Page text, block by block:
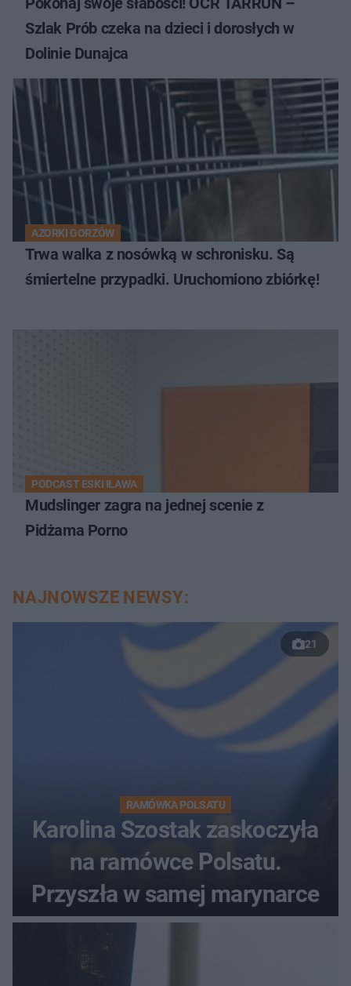
Szlak Prób czeka na dzieci i dorosłych w
Dolinie Dunajca
AZORKI GORZÓW
Trwa walka z nosówką w schronisku. Są
śmiertelne przypadki. Uruchomiono zbiórkę!
PODCAST ESKI IŁAWA
Mudslinger zagra na jednej scenie z
Pidżama Porno
NAJNOWSZE NEWSY:
21
RAMÓWKA POLSATU
Karolina Szostak zaskoczyła
na ramówce Polsatu.
Przyszła w samej marynarce